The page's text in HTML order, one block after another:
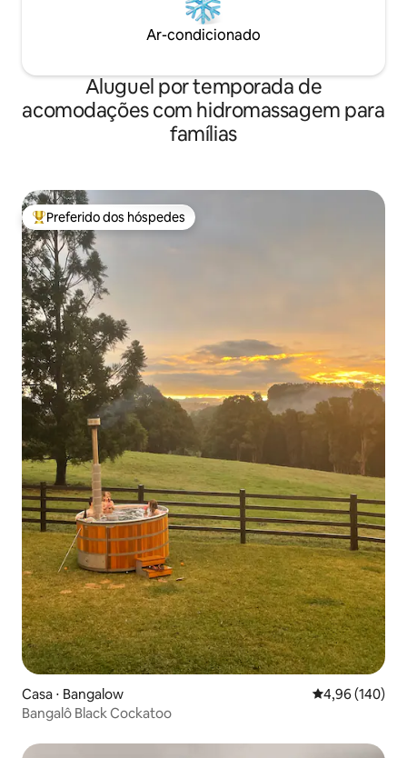
Ar-condicionado
Aluguel por temporada de
acomodações com hidromassagem para
famílias
Entre os melhores preferidos dos hóspedes
Preferido dos hóspedes
Casa ⋅ Bangalow 4,96 de uma
4,96 (140)
Bangalô Black Cockatoo